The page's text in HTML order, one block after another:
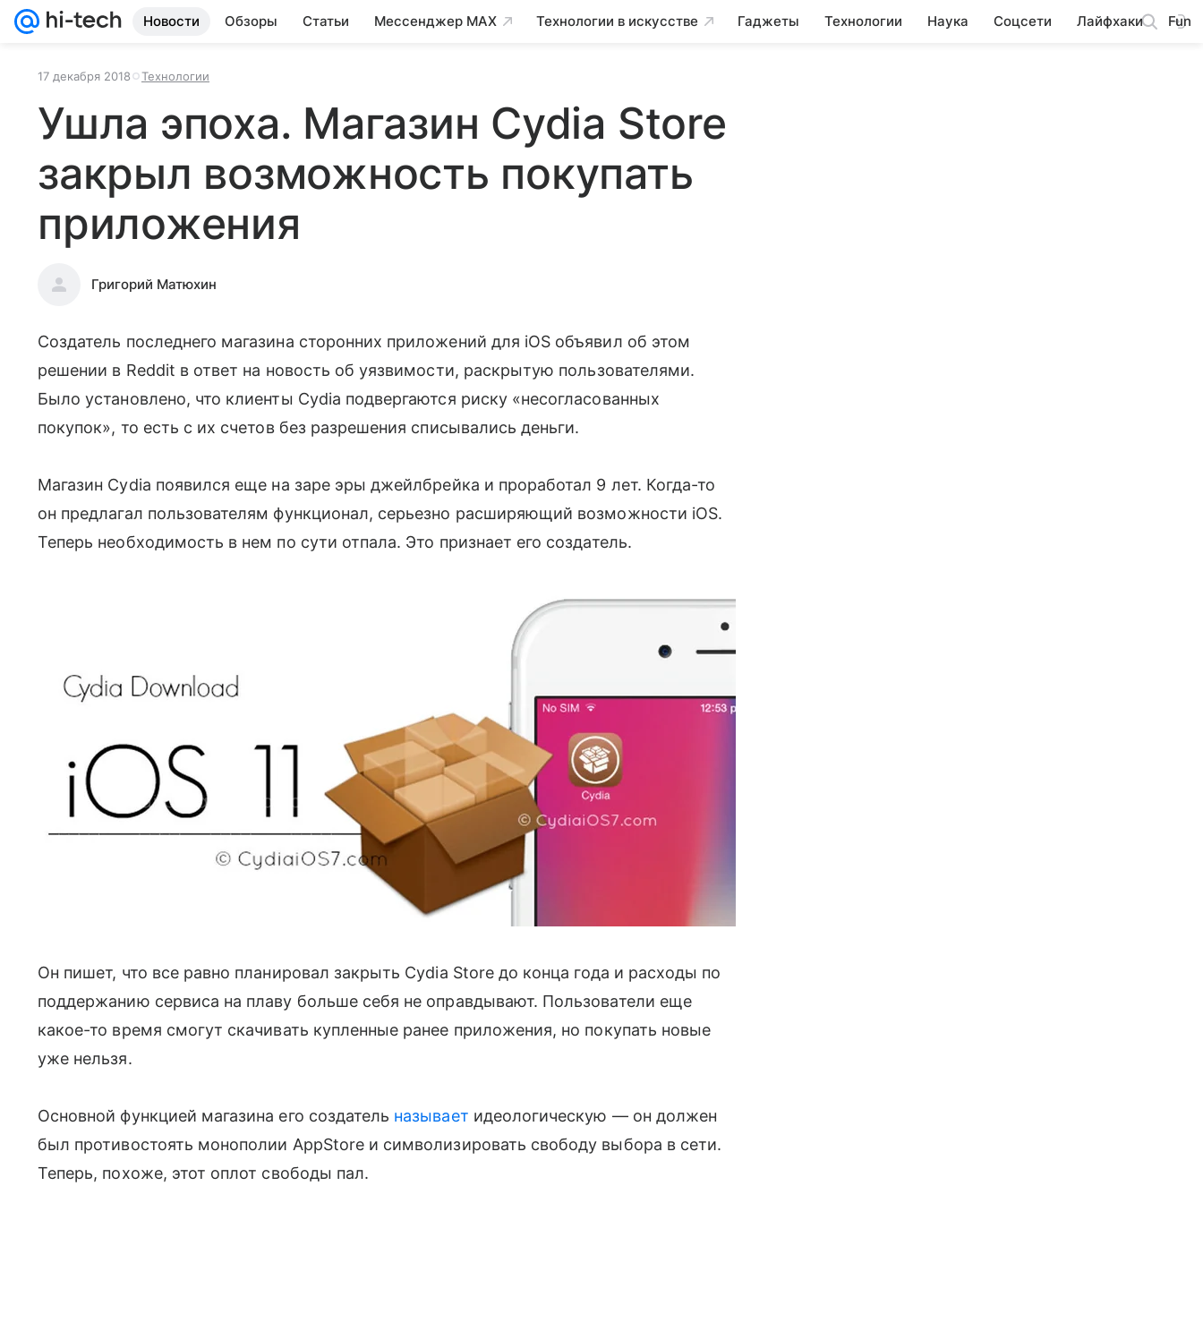
Новости Обзоры Статьи Мессенджер MAX Технологии в искусстве Гаджеты Технологии Наука Соцсети Лайфхаки Fun
17 декабря 2018 Технологии
Ушла эпоха. Магазин Cydia Store
закрыл возможность покупать
приложения
Григорий Матюхин
Создатель последнего магазина сторонних приложений для iOS объявил об этом
решении в Reddit в ответ на новость об уязвимости, раскрытую пользователями.
Было установлено, что клиенты Cydia подвергаются риску «несогласованных
покупок», то есть с их счетов без разрешения списывались деньги.
Магазин Cydia появился еще на заре эры джейлбрейка и проработал 9 лет. Когда-то
он предлагал пользователям функционал, серьезно расширяющий возможности iOS.
Теперь необходимость в нем по сути отпала. Это признает его создатель.
Он пишет, что все равно планировал закрыть Cydia Store до конца года и расходы по
поддержанию сервиса на плаву больше себя не оправдывают. Пользователи еще
какое-то время смогут скачивать купленные ранее приложения, но покупать новые
уже нельзя.
Основной функцией магазина его создатель называет идеологическую — он должен
был противостоять монополии AppStore и символизировать свободу выбора в сети.
Теперь, похоже, этот оплот свободы пал.